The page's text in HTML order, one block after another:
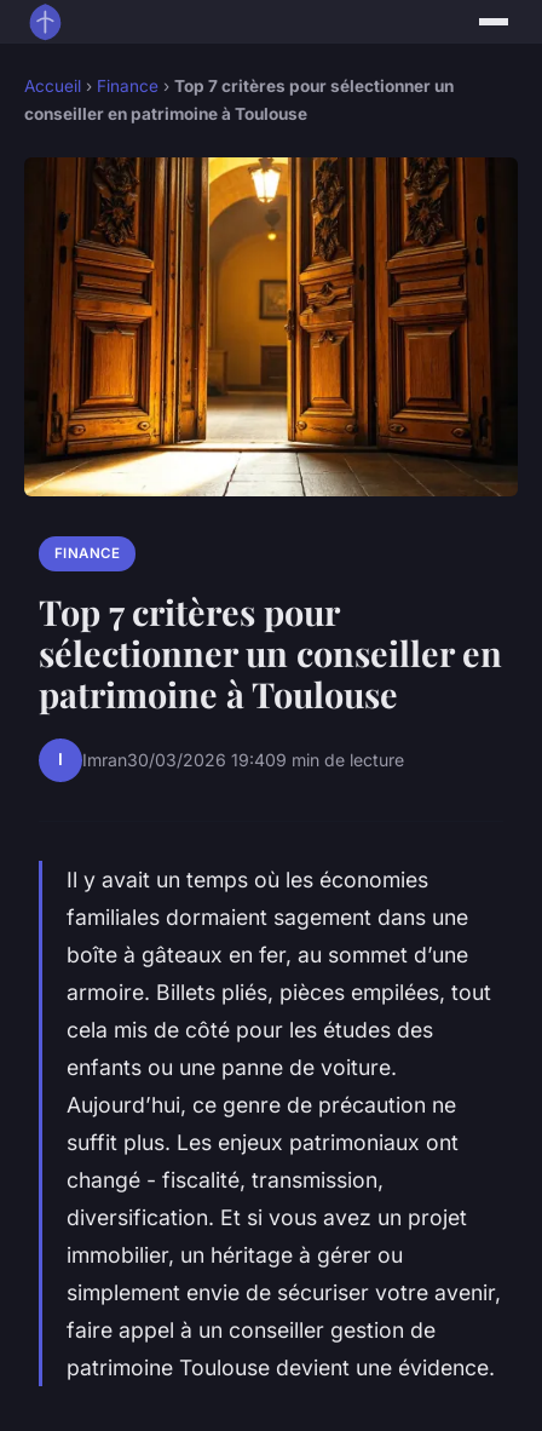
Accueil › Finance › Top 7 critères pour sélectionner un
conseiller en patrimoine à Toulouse
FINANCE
Top 7 critères pour
sélectionner un conseiller en
patrimoine à Toulouse
I Imran30/03/2026 19:409 min de lecture
Il y avait un temps où les économies
familiales dormaient sagement dans une
boîte à gâteaux en fer, au sommet d’une
armoire. Billets pliés, pièces empilées, tout
cela mis de côté pour les études des
enfants ou une panne de voiture.
Aujourd’hui, ce genre de précaution ne
suffit plus. Les enjeux patrimoniaux ont
changé - fiscalité, transmission,
diversification. Et si vous avez un projet
immobilier, un héritage à gérer ou
simplement envie de sécuriser votre avenir,
faire appel à un conseiller gestion de
patrimoine Toulouse devient une évidence.